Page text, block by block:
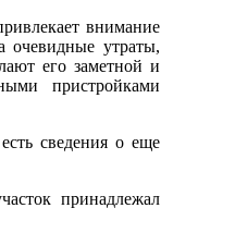
внимание
очевидные утраты,
его заметной и
пристройками
сведения о еще
принадлежал